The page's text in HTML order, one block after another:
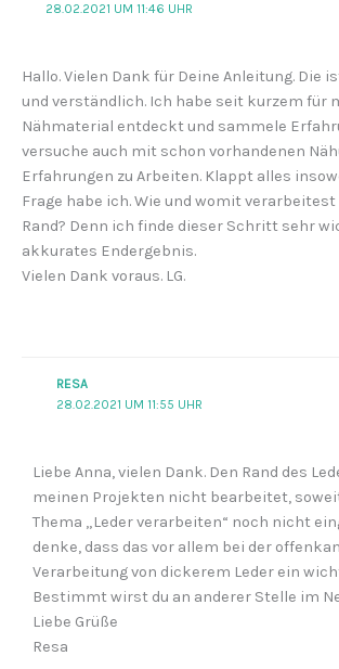
28.02.2021 UM 11:46 UHR
Hallo. Vielen Dank für Deine Anleitung. Die
und verständlich. Ich habe seit kurzem für
Nähmaterial entdeckt und sammele
versuche auch mit schon vorhandenen
Erfahrungen zu Arbeiten. Klappt alles
Frage habe ich. Wie und womit verarbeitest
Rand? Denn ich finde dieser Schritt sehr
akkurates Endergebnis.
Vielen Dank voraus. LG.
RESA
28.02.2021 UM 11:55 UHR
Liebe Anna, vielen Dank. Den Rand des
meinen Projekten nicht bearbeitet,
Thema „Leder verarbeiten“ noch nicht
denke, dass das vor allem bei der
Verarbeitung von dickerem Leder ein
Bestimmt wirst du an anderer Stelle im
Liebe Grüße
Resa